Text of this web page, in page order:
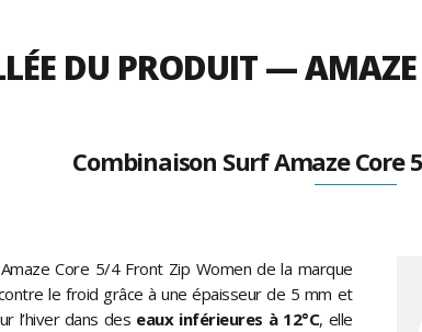
DU PRODUIT —
Combinaison Surf Amaze Core
Core 5/4 Front Zip Women de la marque
le froid grâce à une épaisseur de 5 mm et
l’hiver dans des eaux inférieures à 12°C, elle